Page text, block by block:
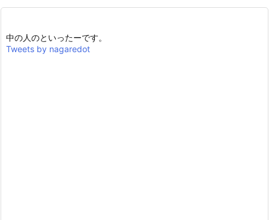
中の人のといったーです。
Tweets by nagaredot